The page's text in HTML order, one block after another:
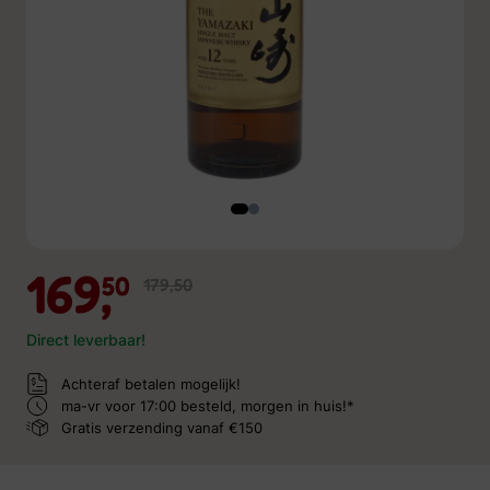
169,50 179,50
Direct leverbaar!
Achteraf betalen mogelijk!
ma-vr voor 17:00 besteld, morgen in huis!*
Gratis verzending vanaf €150